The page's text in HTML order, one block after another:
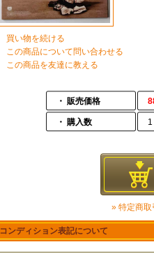
買い物を続ける
この商品について問い合わせる
この商品を友達に教える
・ 販売価格
・ 購入数 1
» 特定商
コンディション表記について